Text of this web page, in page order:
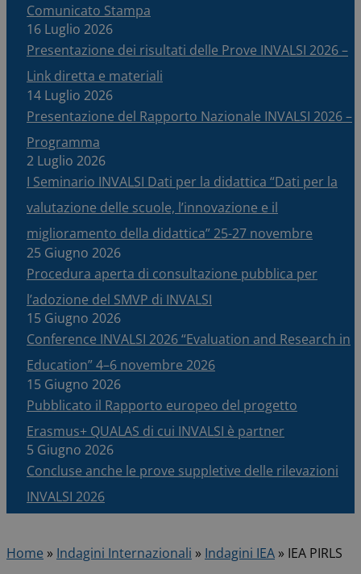
Comunicato Stampa
16 Luglio 2026
Presentazione dei risultati delle Prove INVALSI 2026 –
Link diretta e materiali
14 Luglio 2026
Presentazione del Rapporto Nazionale INVALSI 2026 –
Programma
2 Luglio 2026
I Seminario INVALSI Dati per la didattica “Dati per la
valutazione delle scuole, l’innovazione e il
miglioramento della didattica” 25-27 novembre
25 Giugno 2026
Procedura aperta di consultazione pubblica per
l’adozione del SMVP di INVALSI
15 Giugno 2026
Conference INVALSI 2026 “Evaluation and Research in
Education” 4–6 novembre 2026
15 Giugno 2026
Pubblicato il Rapporto europeo del progetto
Erasmus+ QUALAS di cui INVALSI è partner
5 Giugno 2026
Concluse anche le prove suppletive delle rilevazioni
INVALSI 2026
Home » Indagini Internazionali » Indagini IEA » IEA PIRLS